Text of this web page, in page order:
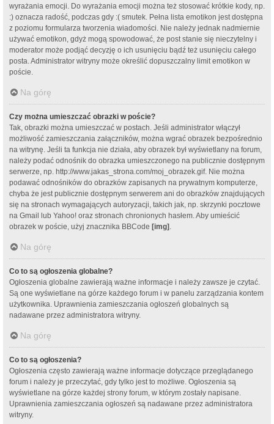
wyrażania emocji. Do wyrażania emocji można też stosować krótkie kody, np.
:) oznacza radość, podczas gdy :( smutek. Pełna lista emotikon jest dostępna
z poziomu formularza tworzenia wiadomości. Nie należy jednak nadmiernie
używać emotikon, gdyż mogą spowodować, że post stanie się nieczytelny i
moderator może podjąć decyzję o ich usunięciu bądź też usunięciu całego
posta. Administrator witryny może określić dopuszczalny limit emotikon w
poście.
Na górę
Czy można umieszczać obrazki w poście?
Tak, obrazki można umieszczać w postach. Jeśli administrator włączył
możliwość zamieszczania załączników, można wgrać obrazek bezpośrednio
na witrynę. Jeśli ta funkcja nie działa, aby obrazek był wyświetlany na forum,
należy podać odnośnik do obrazka umieszczonego na publicznie dostępnym
serwerze, np. http://www.jakas_strona.com/moj_obrazek.gif. Nie można
podawać odnośników do obrazków zapisanych na prywatnym komputerze,
chyba że jest publicznie dostępnym serwerem ani do obrazków znajdujących
się na stronach wymagających autoryzacji, takich jak, np. skrzynki pocztowe
na Gmail lub Yahoo! oraz stronach chronionych hasłem. Aby umieścić
obrazek w poście, użyj znacznika BBCode [img]
Na górę
Co to są ogłoszenia globalne?
Ogłoszenia globalne zawierają ważne informacje i należy zawsze je czytać.
Są one wyświetlane na górze każdego forum i w panelu zarządzania kontem
użytkownika. Uprawnienia zamieszczania ogłoszeń globalnych są
nadawane przez administratora witryny.
Na górę
Co to są ogłoszenia?
Ogłoszenia często zawierają ważne informacje dotyczące przeglądanego
forum i należy je przeczytać, gdy tylko jest to możliwe. Ogłoszenia są
wyświetlane na górze każdej strony forum, w którym zostały napisane.
Uprawnienia zamieszczania ogłoszeń są nadawane przez administratora
witryny.